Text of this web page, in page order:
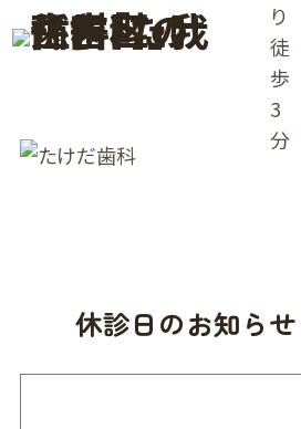
休診日のお知らせ